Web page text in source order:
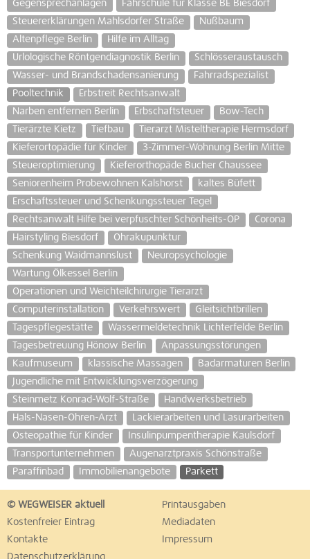
Gegensprechanlagen
Fahrschule für Klasse BE Biesdorf
Steuererklärungen Mahlsdorfer Straße
Nußbaum
Altenpflege Berlin
Hilfe im Alltag
Urlologische Röntgendiagnostik Berlin
Schlösseraustausch
Wasser- und Brandschadensanierung
Fahrradspezialist
Pooltechnik
Erbstreit Rechtsanwalt
Narben entfernen Berlin
Erbschaftsteuer
Bow-Tech
Tierärzte Kietz
Tiefbau
Tierarzt Misteltherapie Hermsdorf
Kieferortopädie für Kinder
3-Zimmer-Wohnung Berlin Mitte
Steueroptimierung
Kieferorthopäde Bucher Chaussee
Seniorenheim Probewohnen Kalshorst
kaltes Büfett
Erschaftssteuer und Schenkungssteuer Tegel
Rechtsanwalt Hilfe bei verpfuschter Schönheits-OP
Corona
Hairstyling Biesdorf
Ohrakupunktur
Schenkung Waidmannslust
Neuropsychologie
Wartung Ölkessel Berlin
Operationen und Weichteilchirurgie Tierarzt
Computerinstallation
Verkehrswert
Gleitsichtbrillen
Tagespflegestätte
Wassermeldetechnik Lichterfelde Berlin
Tagesbetreuung Hönow Berlin
Anpassungsstörungen
Kaufmuseum
klassische Massagen
Badarmaturen Berlin
Jugendliche mit Entwicklungsverzögerung
Steinmetz Konrad-Wolf-Straße
Handwerksbetrieb
Hals-Nasen-Ohren-Arzt
Lackierarbeiten und Lasurarbeiten
Osteopathie für Kinder
Insulinpumpentherapie Kaulsdorf
Transportunternehmen
Augenarztpraxis Schönstraße
Paraffinbad
Immobilienangebote Parkett
© WEGWEISER aktuell
Printausgaben
Kostenfreier Eintrag
Mediadaten
Kontakte
Impressum